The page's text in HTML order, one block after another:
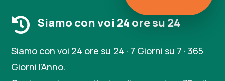
 Siamo con voi 24 ore su 24
Siamo con voi 24 ore su 24 · 7 Giorni su 7 · 365
Giorni l’Anno.